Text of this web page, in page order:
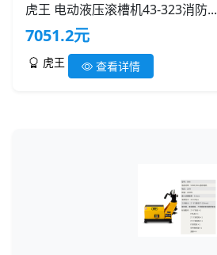
虎王 电动液压滚槽机43-323消防...
7051.2元
虎王 查看详情